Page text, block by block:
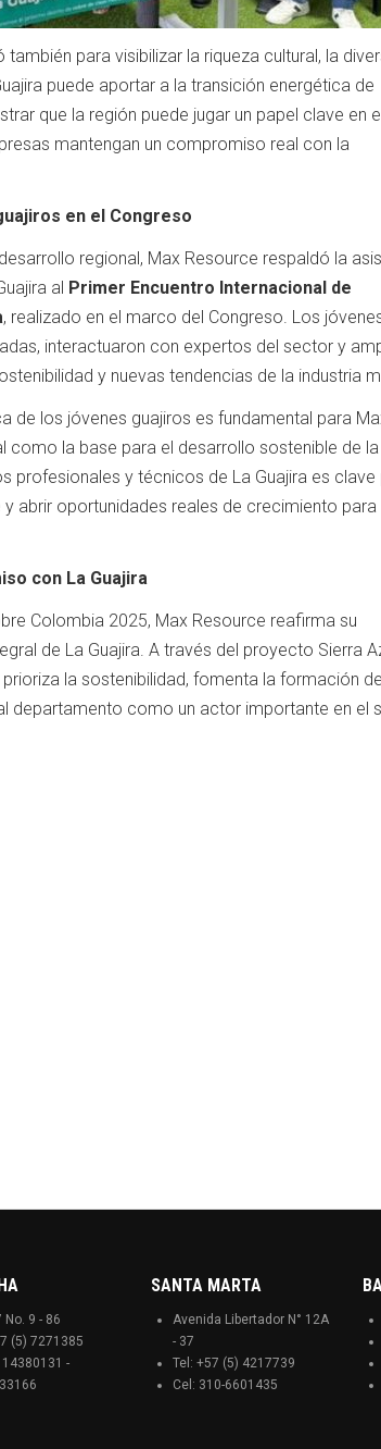
para visibilizar la riqueza cultural, la
puede aportar a la transición energética de
que la región puede jugar un papel clave en
mantengan un compromiso real con la
en el Congreso
regional, Max Resource respaldó la
al Primer Encuentro Internacional de
, realizado en el marco del Congreso. Los
interactuaron con expertos del sector y
y nuevas tendencias de la industria
de los jóvenes guajiros es fundamental para
como la base para el desarrollo sostenible de
profesionales y técnicos de La Guajira es clave
abrir oportunidades reales de crecimiento para
con La Guajira
Colombia 2025, Max Resource reafirma su
de La Guajira. A través del proyecto Sierra
la sostenibilidad, fomenta la formación de
departamento como un actor importante en el
No. 9 - 86
(5) 7271385
-
SANTA MARTA
Avenida Libertador N° 12A
- 37
Tel: +57 (5) 4217739
Cel: 310-6601435